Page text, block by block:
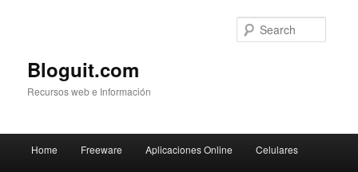
Bloguit.com
Recursos web e Información
Skip
Home Freeware Aplicaciones Online Celulares